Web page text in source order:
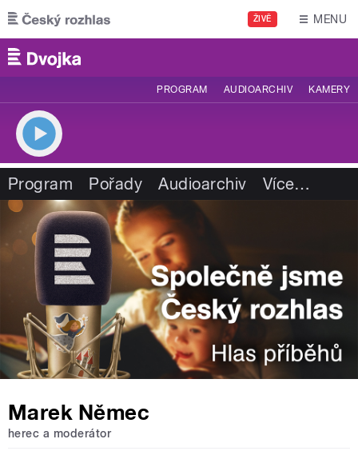
Přejít k hlavnímu obsahu
ŽIVĚ MENU
PROGRAM AUDIOARCHIV KAMERY
Program Pořady Audioarchiv Více…
Marek Němec
herec a moderátor